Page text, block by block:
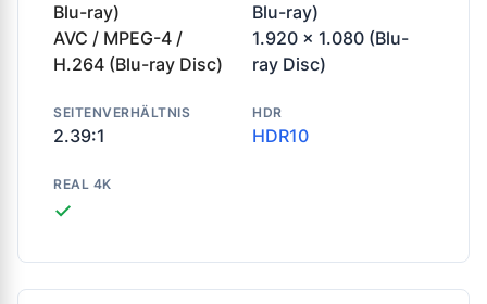
Blu-ray)
AVC / MPEG-4 /
H.264 (Blu-ray Disc)
Blu-ray)
1.920 x 1.080 (Blu-
ray Disc)
SEITENVERHÄLTNIS
2.39:1
HDR
HDR10
REAL 4K
✓